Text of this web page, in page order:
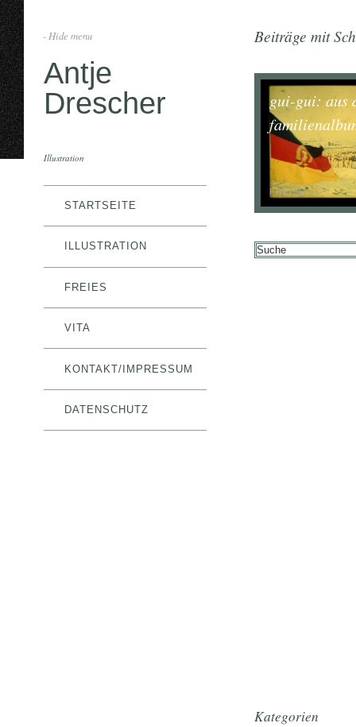
- Hide menu
Antje
Drescher
Illustration
STARTSEITE
ILLUSTRATION
FREIES
VITA
KONTAKT/IMPRESSUM
DATENSCHUTZ
Beiträge mit
gui-gui: aus
FREIES
Kategorien